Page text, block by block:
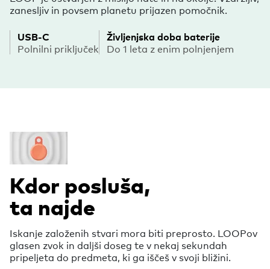
zanesljiv in povsem planetu prijazen pomočnik.
USB-C
Polnilni priključek
Življenjska doba baterije
Do 1 leta z enim polnjenjem
Kdor posluša,
ta najde
Iskanje založenih stvari mora biti preprosto. LOOPov
glasen zvok in daljši doseg te v nekaj sekundah
pripeljeta do predmeta, ki ga iščeš v svoji bližini.